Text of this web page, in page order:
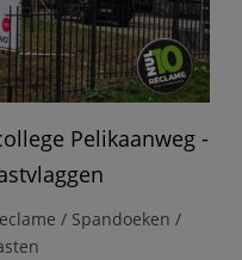
Pelikaanweg -
/ Spandoeken /